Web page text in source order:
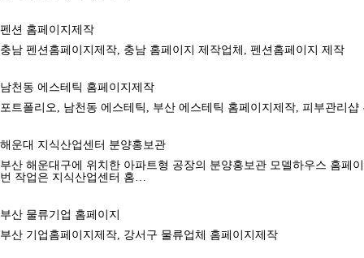
펜션 홈페이지제작
충남 펜션홈페이지제작, 충남 홈페이지 제작업체, 펜션홈페이지 제작
남천동 에스테틱 홈페이지제작
포트폴리오, 남천동 에스테틱, 부산 에스테틱 홈페이지제작, 피부관리샵
해운대 지식산업센터 분양홍보관
부산 해운대구에 위치한 아파트형 공장의 분양홍보관 모델하우스 홈페
번 작업은 지식산업센터 홈…
부산 물류기업 홈페이지
부산 기업홈페이지제작, 강서구 물류업체 홈페이지제작